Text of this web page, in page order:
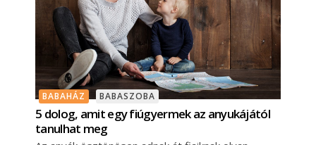
BABAHÁZ BABASZOBA
5 dolog, amit egy fiúgyermek az anyukájától
tanulhat meg